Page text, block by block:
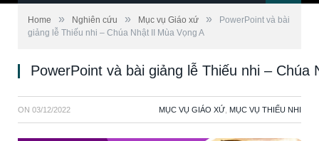
Home » Nghiên cứu » Mục vụ Giáo xứ »
PowerPoint và bài
giảng lễ Thiếu nhi – Chúa Nhật II Mùa Vọng A
PowerPoint và bài giảng lễ Thiếu nhi – Chúa
ON 03/12/2022 MỤC VỤ GIÁO XỨ MỤC VỤ THIẾU NHI